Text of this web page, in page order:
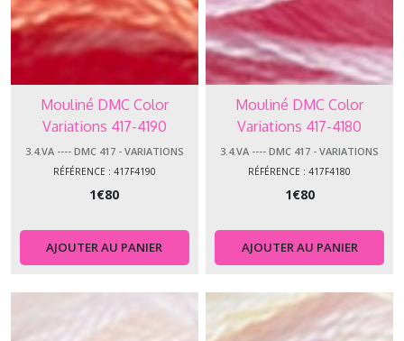
Mouliné DMC Color
Variations 417-4190
3.4.VA ---- DMC 417 - VARIATIONS
RÉFÉRENCE : 417F4190
1€80
AJOUTER AU PANIER
Mouliné DMC Color
Variations 417-4180
3.4.VA ---- DMC 417 - VARIATIONS
RÉFÉRENCE : 417F4180
1€80
AJOUTER AU PANIER